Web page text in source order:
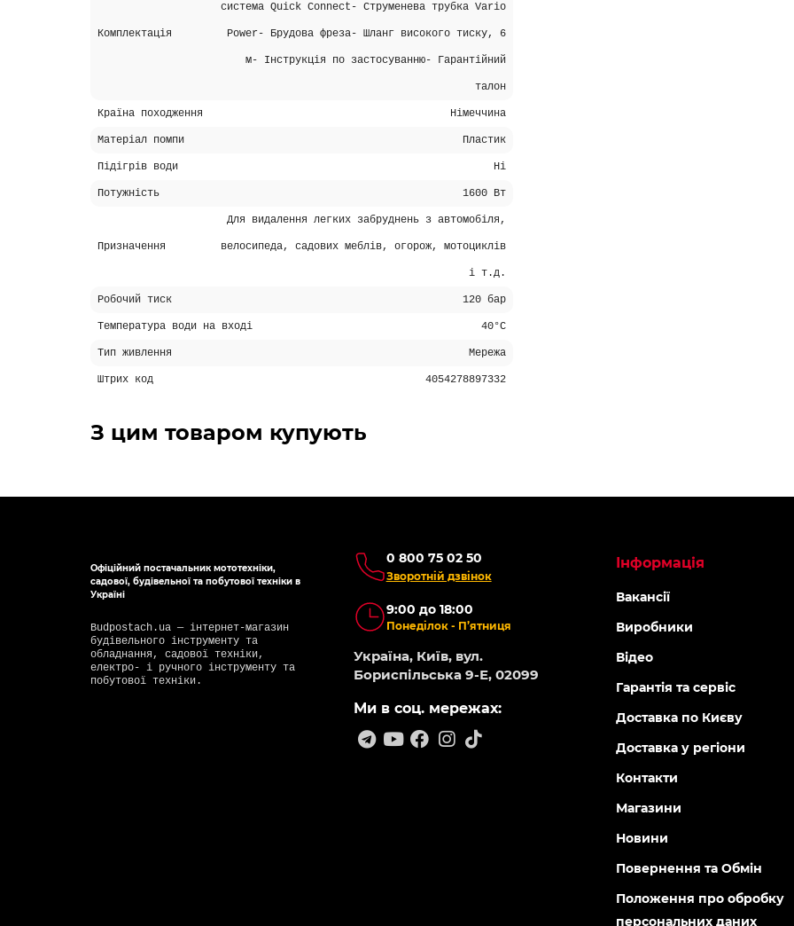
Комплектація
система Quick Connect- Струменева трубка Vario
Power- Брудова фреза- Шланг високого тиску, 6
м- Інструкція по застосуванню- Гарантійний
талон
Країна походження Німеччина
Матеріал помпи Пластик
Підігрів води Ні
Потужність 1600 Вт
Призначення
Для видалення легких забруднень з автомобіля,
велосипеда, садових меблів, огорож, мотоциклів
і т.д.
Робочий тиск 120 бар
Температура води на вході 40°C
Тип живлення Мережа
Штрих код 4054278897332
З цим товаром купують
Офіційний постачальник мототехніки,
садової, будівельної та побутової техніки в
Україні
Budpostach.ua — інтернет-магазин
будівельного інструменту та
обладнання, садової техніки,
електро- і ручного інструменту та
побутової техніки.
0 800 75 02 50
Зворотній дзвінок
9:00 до 18:00
Понеділок - П’ятниця
Україна, Київ, вул.
Бориспільська 9-Е, 02099
Ми в соц. мережах:
Інформація
Вакансії
Виробники
Відео
Гарантія та сервіс
Доставка по Києву
Доставка у регіони
Контакти
Магазини
Новини
Повернення та Обмін
Положення про обробку
персональних даних